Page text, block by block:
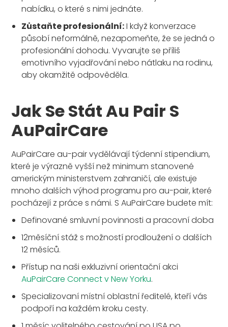
nabídku, o které s nimi jednáte.
Zůstaňte profesionální:I když konverzace
působí neformálně, nezapomeňte, že se jedná o
profesionální dohodu. Vyvarujte se příliš
emotivního vyjadřování nebo nátlaku na rodinu,
aby okamžitě odpověděla.
Jak Se Stát Au Pair S
AuPairCare
AuPairCare au-pair vydělávají týdenní stipendium,
které je výrazně vyšší než minimum stanovené
americkým ministerstvem zahraničí, ale existuje
mnoho dalších výhod programu pro au-pair, které
pocházejí z práce s námi. S AuPairCare budete mít:
Definované smluvní povinnosti a pracovní doba
12měsíční stáž s možností prodloužení o dalších
12 měsíců.
Přístup na naši exkluzivní orientační akci
AuPairCare Connect v New Yorku.
Specializovaní místní oblastní ředitelé, kteří vás
podpoří na každém kroku cesty.